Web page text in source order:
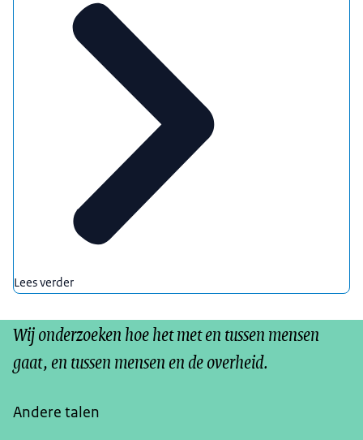
Lees verder
Wij onderzoeken hoe het met en tussen mensen
gaat, en tussen mensen en de overheid.
Andere talen